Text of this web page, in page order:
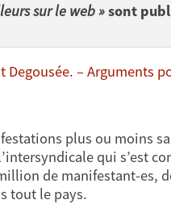
sur le web »sont
Degousée. – Arguments
plus ou moins
qui s’est
de manifestant-es,
tout le pays.